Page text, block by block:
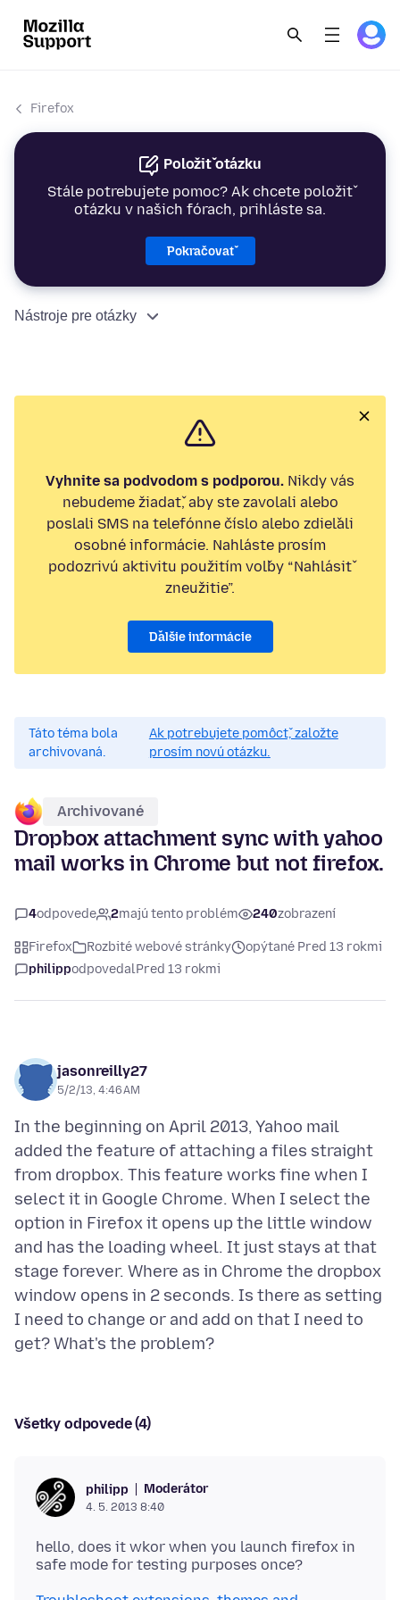
Firefox
Položiť otázku
Stále potrebujete pomoc? Ak chcete položiť
otázku v našich fórach, prihláste sa.
Pokračovať
Nástroje pre otázky
Vyhnite sa podvodom s podporou. Nikdy vás
nebudeme žiadať, aby ste zavolali alebo
poslali SMS na telefónne číslo alebo zdieľali
osobné informácie. Nahláste prosím
podozrivú aktivitu použitím voľby “Nahlásiť
zneužitie”.
Ďalšie informácie
Táto téma bola
archivovaná.
Ak potrebujete pomôcť, založte
prosím novú otázku.
Archivované
Dropbox attachment sync with yahoo
mail works in Chrome but not firefox.
4odpovede 2majú tento problém 240zobrazení
Firefox Rozbité webové stránky
opýtané Pred 13 rokmi
philippodpovedalPred 13 rokmi
jasonreilly27
5/2/13, 4:46 AM
In the beginning on April 2013, Yahoo mail
added the feature of attaching a files straight
from dropbox. This feature works fine when I
select it in Google Chrome. When I select the
option in Firefox it opens up the little window
and has the loading wheel. It just stays at that
stage forever. Where as in Chrome the dropbox
window opens in 2 seconds. Is there as setting
I need to change or and add on that I need to
Všetky odpovede (4)
philipp Moderátor
4. 5. 2013 8:40
hello, does it wkor when you launch firefox in